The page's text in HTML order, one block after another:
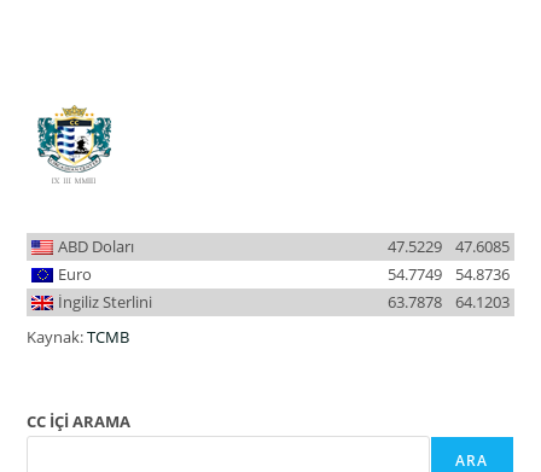
ABD Doları 47.6085
47.5229
Euro
54.8736
54.7749
İngiliz Sterlini
64.1203
63.7878
Kaynak:TCMB
CC İÇİ ARAMA
ARA